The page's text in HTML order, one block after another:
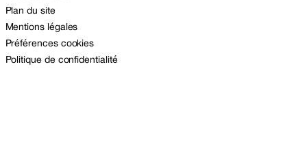
Plan du site
Mentions légales
Préférences cookies
Politique de confidentialité